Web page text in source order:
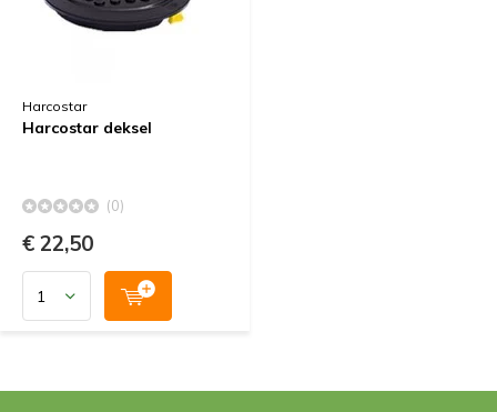
Harcostar
Harcostar deksel
(0)
€ 22,50